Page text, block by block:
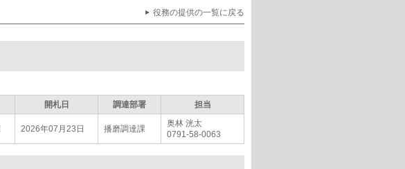
役務の提供の一覧に戻る
開札日 調達部署 担当
2026年07月23日 播磨調達課
奥林 洸太
0791-58-0063